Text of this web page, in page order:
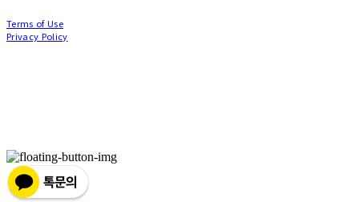
Terms of Use
Privacy Policy